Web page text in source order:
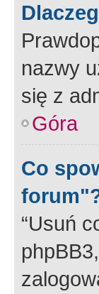
nazwy
się z
Góra
Co
“Usuń